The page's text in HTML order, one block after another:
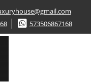
573506867168